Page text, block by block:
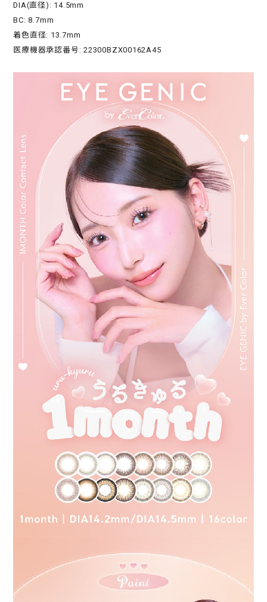
DIA(直径): 14.5mm
BC: 8.7mm
着色直径: 13.7mm
医療機器承認番号: 22300BZX00162A45